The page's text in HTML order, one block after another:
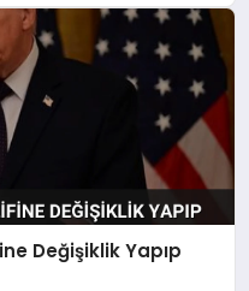
Değişiklik Yapıp